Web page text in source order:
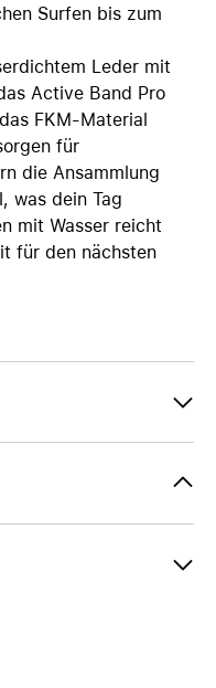
Surfen bis zum
Leder mit
Active Band Pro
FKM-Material
für
die Ansammlung
was dein Tag
mit Wasser reicht
für den nächsten